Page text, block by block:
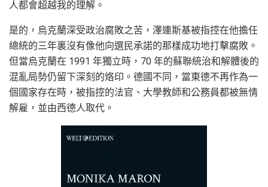
人都會超越我的理解。
是的，烏克蘭深受政治腐敗之苦，澤連斯基被指控在他擔任
總統的三年裏沒有像他向選民承諾的那樣成功地打擊腐敗。
但當烏克蘭在 1991 年獨立時，70 年的蘇聯統治和解體後的
混亂局勢仍留下深刻的烙印。德國不同，當東德不再作為一
個國家存在時，被指控的法官、大學教師和公務員都被無情
解雇，並由西德人取代。